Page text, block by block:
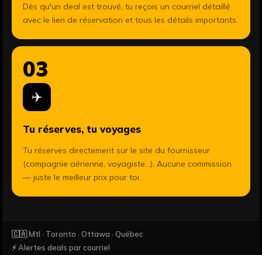
Dès qu'un deal est trouvé, tu reçois un courriel détaillé
avec le lien de réservation et tous les détails importants.
03
✈️
Tu réserves, tu voyages
Tu réserves directement sur le site du fournisseur
(compagnie aérienne, voyagiste...). Aucune commission
— juste le meilleur prix pour toi.
🇨🇦 Mtl · Toronto · Ottawa · Québec
⚡ Alertes deals par courriel